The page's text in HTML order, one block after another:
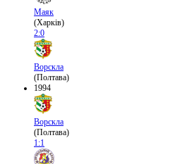
Маяк
(Харків)
2:0
Ворскла
(Полтава)
1994
Ворскла
(Полтава)
1:1